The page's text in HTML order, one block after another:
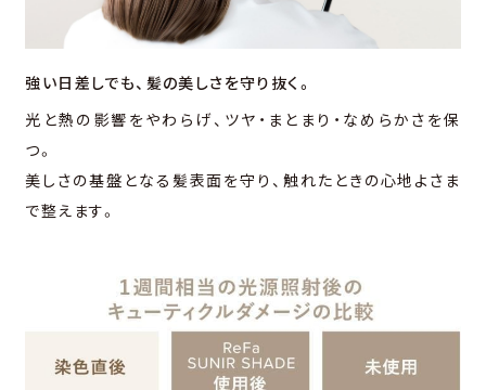
強い⽇差しでも、 髪の美しさを守り抜く。
光と熱の影響をやわらげ、ツヤ・まとまり・なめらかさを保
つ。
美しさの基盤となる髪表⾯を守り、触れたときの⼼地よさま
で整えます。